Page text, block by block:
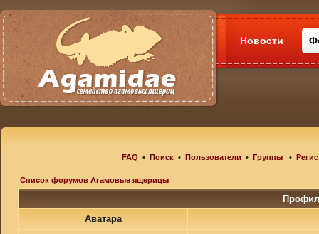
Новости
FAQ •Поиск •Пользователи •Группы •
Список форумов Агамовые ящерицы
Аватара